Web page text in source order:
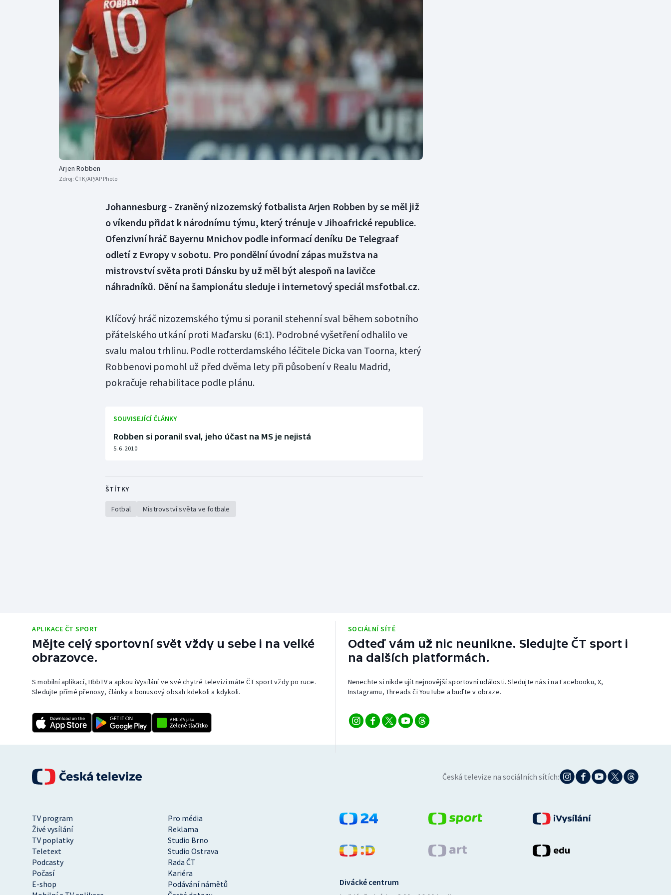
Curling
Dostihy
Florbal
Futsal
Golf
Gymnastika
Moderní pětiboj
Olympijské hry
Parasport
Plavání
Plážový volejbal
Triatlon
Veslování
Vodní slalom
Ostatní
Arjen Robben
Zdroj: ČTK/AP/AP Photo
Johannesburg - Zraněný nizozemský fotbalista Arjen Robben by se měl již
o víkendu přidat k národnímu týmu, který trénuje v Jihoafrické republice.
Ofenzivní hráč Bayernu Mnichov podle informací deníku De Telegraaf
odletí z Evropy v sobotu. Pro pondělní úvodní zápas mužstva na
mistrovství světa proti Dánsku by už měl být alespoň na lavičce
náhradníků. Dění na šampionátu sleduje i internetový speciál msfotbal.cz.
Klíčový hráč nizozemského týmu si poranil stehenní sval během sobotního
přátelského utkání proti Maďarsku (6:1). Podrobné vyšetření odhalilo ve
svalu malou trhlinu. Podle rotterdamského léčitele Dicka van Toorna, který
Robbenovi pomohl už před dvěma lety při působení v Realu Madrid,
pokračuje rehabilitace podle plánu.
SOUVISEJÍCÍ ČLÁNKY
Robben si poranil sval, jeho účast na MS je nejistá
5. 6. 2010
ŠTÍTKY
Fotbal Mistrovství světa ve fotbale
APLIKACE ČT SPORT
Mějte celý sportovní svět vždy u sebe i na velké
obrazovce.
S mobilní aplikací, HbbTV a apkou iVysílání ve své chytré televizi máte ČT sport vždy po ruce.
Sledujte přímé přenosy, články a bonusový obsah kdekoli a kdykoli.
SOCIÁLNÍ SÍTĚ
Odteď vám už nic neunikne. Sledujte ČT sport i
na dalších platformách.
Nenechte si nikde ujít nejnovější sportovní události. Sledujte nás i na Facebooku, X,
Instagramu, Threads či YouTube a buďte v obraze.
Česká televize na sociálních sítích:
TV program
Pro média
Živé vysílání
Reklama
TV poplatky
Studio Brno
Teletext
Studio Ostrava
Podcasty
Rada ČT
Počasí
Kariéra
E-shop
Podávání námětů
Divácké centrum